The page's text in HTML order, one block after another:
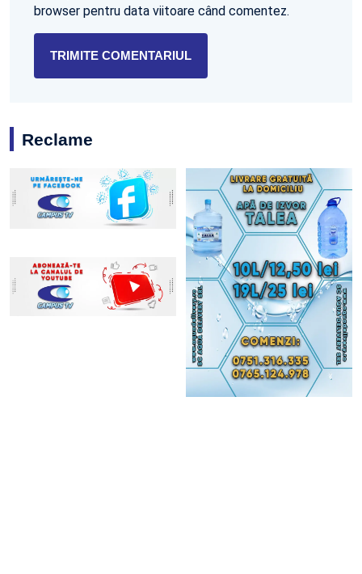
browser pentru data viitoare când comentez.
Reclame